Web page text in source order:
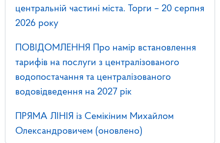
центральній частині міста. Торги – 20 серпня
2026 року
ПОВІДОМЛЕННЯ Про намір встановлення
тарифів на послуги з централізованого
водопостачання та централізованого
водовідведення на 2027 рік
ПРЯМА ЛІНІЯ із Семікіним Михайлом
Олександровичем (оновлено)